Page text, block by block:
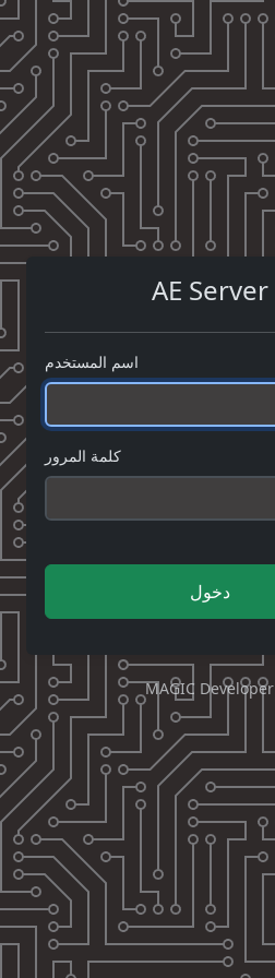
AE Server
اسم المستخدم
كلمة المرور
دخول
MAGIC Developer